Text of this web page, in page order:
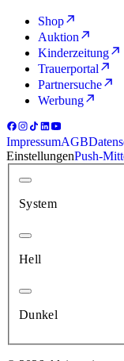
Shop
Auktion
Kinderzeitung
Trauerportal
Partnersuche
Werbung
ImpressumAGB
EinstellungenPush-
System
Hell
Dunkel